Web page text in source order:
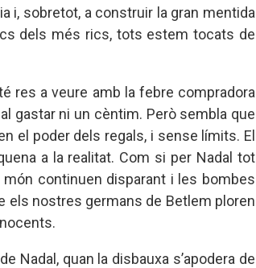
i, sobretot, a construir la gran mentida
dels més rics, tots estem tocats de
res a veure amb la febre compradora
gastar ni un cèntim. Però sembla que
el poder dels regals, i sense límits. El
a la realitat. Com si per Nadal tot
continuen disparant i les bombes
els nostres germans de Betlem ploren
Nadal, quan la disbauxa s’apodera de